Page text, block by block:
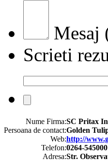
Mesaj
Scrieti
Nume Firma:SC Pritax
Persoana de contact:Golden
Web:http://
Telefon:0264-545000
Adresa:Str.